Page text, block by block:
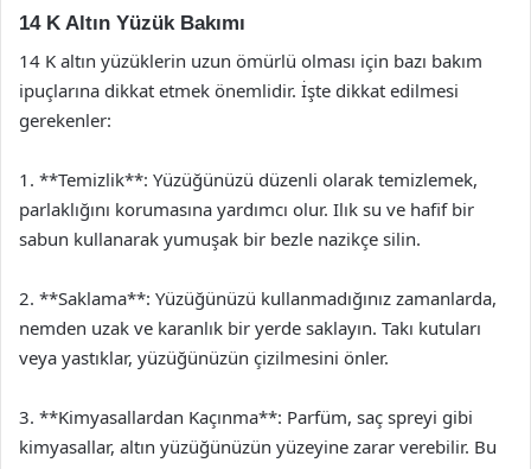
14 K Altın Yüzük Bakımı
14 K altın yüzüklerin uzun ömürlü olması için bazı bakım
ipuçlarına dikkat etmek önemlidir. İşte dikkat edilmesi
gerekenler:
1. **Temizlik**: Yüzüğünüzü düzenli olarak temizlemek,
parlaklığını korumasına yardımcı olur. Ilık su ve hafif bir
sabun kullanarak yumuşak bir bezle nazikçe silin.
2. **Saklama**: Yüzüğünüzü kullanmadığınız zamanlarda,
nemden uzak ve karanlık bir yerde saklayın. Takı kutuları
veya yastıklar, yüzüğünüzün çizilmesini önler.
3. **Kimyasallardan Kaçınma**: Parfüm, saç spreyi gibi
kimyasallar, altın yüzüğünüzün yüzeyine zarar verebilir. Bu